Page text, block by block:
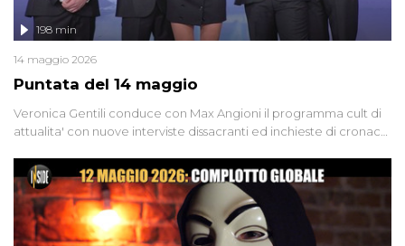
Puntata del 14 maggio
198 min
14 maggio 2026
Veronica Gentili conduce con Max Angioni il programma cult di
attualita' con nuove interviste dissacranti ed inchieste di cronaca